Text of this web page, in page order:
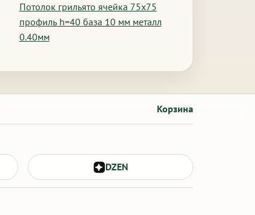
Потолок грильято ячейка 75х75
профиль h=40 база 10 мм металл
0.40мм
Корзина
DZEN